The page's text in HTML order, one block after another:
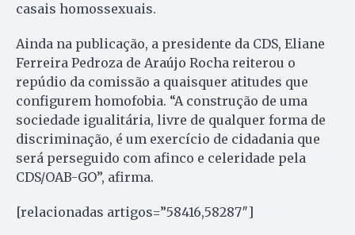
casais homossexuais.
Ainda na publicação, a presidente da CDS, Eliane
Ferreira Pedroza de Araújo Rocha reiterou o
repúdio da comissão a quaisquer atitudes que
configurem homofobia. “A construção de uma
sociedade igualitária, livre de qualquer forma de
discriminação, é um exercício de cidadania que
será perseguido com afinco e celeridade pela
CDS/OAB-GO”, afirma.
[relacionadas artigos=”58416,58287″]